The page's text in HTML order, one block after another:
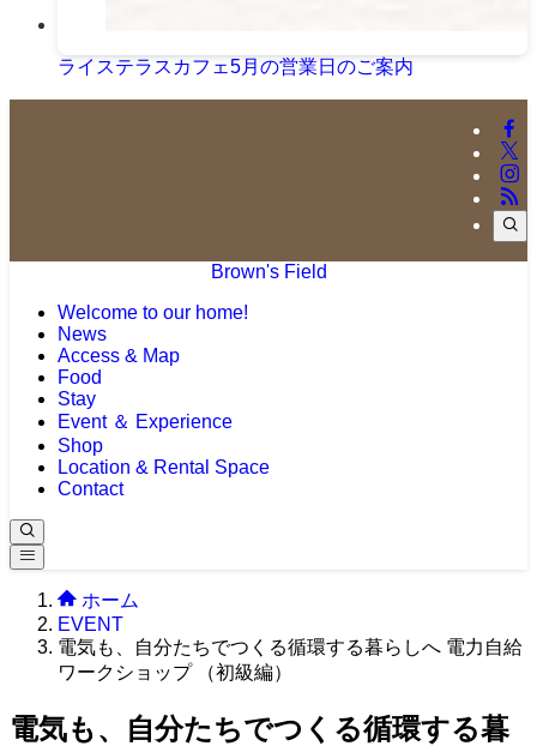
ライステラスカフェ5月の営業日のご案内
Brown's Field
Welcome to our home!
News
Access & Map
Food
Stay
Event ＆ Experience
Shop
Location & Rental Space
Contact
ホーム
EVENT
電気も、自分たちでつくる循環する暮らしへ 電力自給
ワークショップ （初級編）
電気も、自分たちでつくる循環する暮